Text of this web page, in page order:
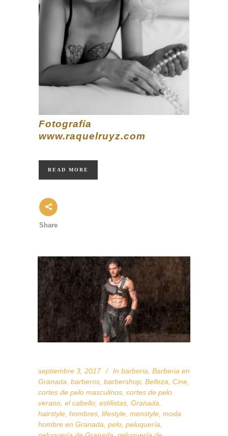
Fotografía
www.raquelruyz.com
READ MORE
Share
septiembre 3, 2017 In barberia Barberia en
Granada barberos barbershop Belleza Cine
cortes de pelo masculinos cortes de pelo
verano el cabello estilistas Granada
hairstyle hombres lifestyle menstyle moda
hombre en Granada pelo peluquería